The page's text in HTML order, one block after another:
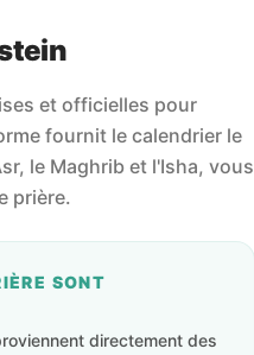
et officielles pour
fournit le calendrier le
le Maghrib et l'Isha, vous
prière.
SONT
directement des